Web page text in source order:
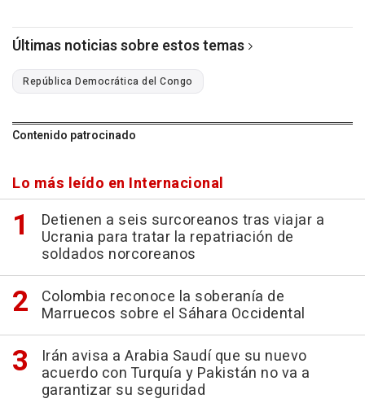
Últimas noticias sobre estos temas
República Democrática del Congo
Contenido patrocinado
Lo más leído en Internacional
Detienen a seis surcoreanos tras viajar a
Ucrania para tratar la repatriación de
soldados norcoreanos
Colombia reconoce la soberanía de
Marruecos sobre el Sáhara Occidental
Irán avisa a Arabia Saudí que su nuevo
acuerdo con Turquía y Pakistán no va a
garantizar su seguridad